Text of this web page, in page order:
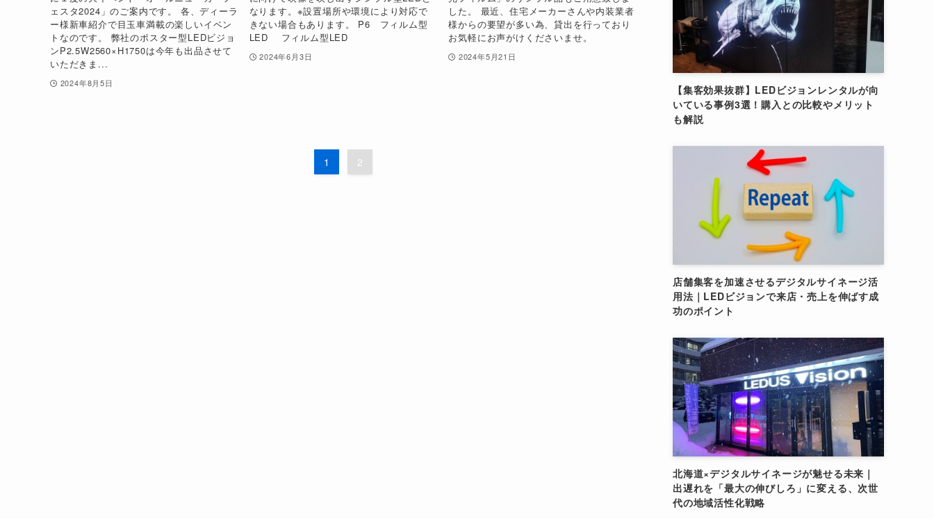
ェスタ2024」のご案内です。 各、ディーラ
ー様新車紹介で目玉車満載の楽しいイベン
トなのです。 弊社のポスター型LEDビジョ
ンP2.5W2560×H1750は今年も出品させて
いただきま...
2024年8月5日
なります。※設置場所や環境により対応で
きない場合もあります。 P6 フィルム型
LED フィルム型LED
2024年6月3日
した。 最近、住宅メーカーさんや内装業者
様からの要望が多い為、貸出を行っており
お気軽にお声がけくださいませ。
2024年5月21日
1 2
【集客効果抜群】LEDビジョンレンタルが向
いている事例3選！購入との比較やメリット
も解説
店舗集客を加速させるデジタルサイネージ活
用法｜LEDビジョンで来店・売上を伸ばす成
功のポイント
北海道×デジタルサイネージが魅せる未来｜
出遅れを「最大の伸びしろ」に変える、次世
代の地域活性化戦略